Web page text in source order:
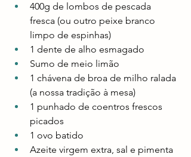
400g de lombos de pescada
fresca (ou outro peixe branco
limpo de espinhas)
1 dente de alho esmagado
Sumo de meio limão
1 chávena de broa de milho ralada
(a nossa tradição à mesa)
1 punhado de coentros frescos
picados
1 ovo batido
Azeite virgem extra, sal e pimenta